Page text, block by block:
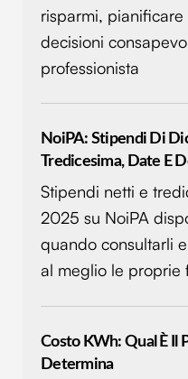
risparmi,
decisioni
professionista
NoiPA: Stipendi Di
Tredicesima, Date E
Stipendi netti e
2025 su NoiPA
quando consultarli
al meglio le proprie
Costo KWh: Qual È Il
Determina